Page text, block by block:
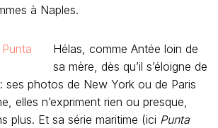
à Naples.
Hélas, comme Antée loin de
sa mère, dès qu’il s’éloigne de
ses photos de New York ou de Paris
elles n’expriment rien ou presque,
plus. Et sa série maritime (ici Punta